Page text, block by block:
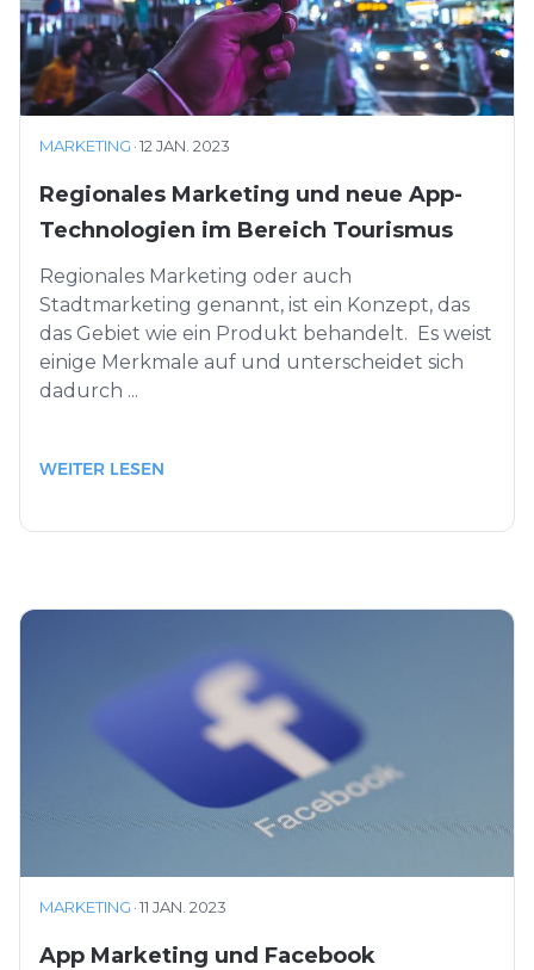
MARKETING ·12 JAN. 2023
Regionales Marketing und neue App-
Technologien im Bereich Tourismus
Regionales Marketing oder auch
Stadtmarketing genannt, ist ein Konzept, das
das Gebiet wie ein Produkt behandelt. Es weist
einige Merkmale auf und unterscheidet sich
dadurch ...
WEITER LESEN
MARKETING ·11 JAN. 2023
App Marketing und Facebook